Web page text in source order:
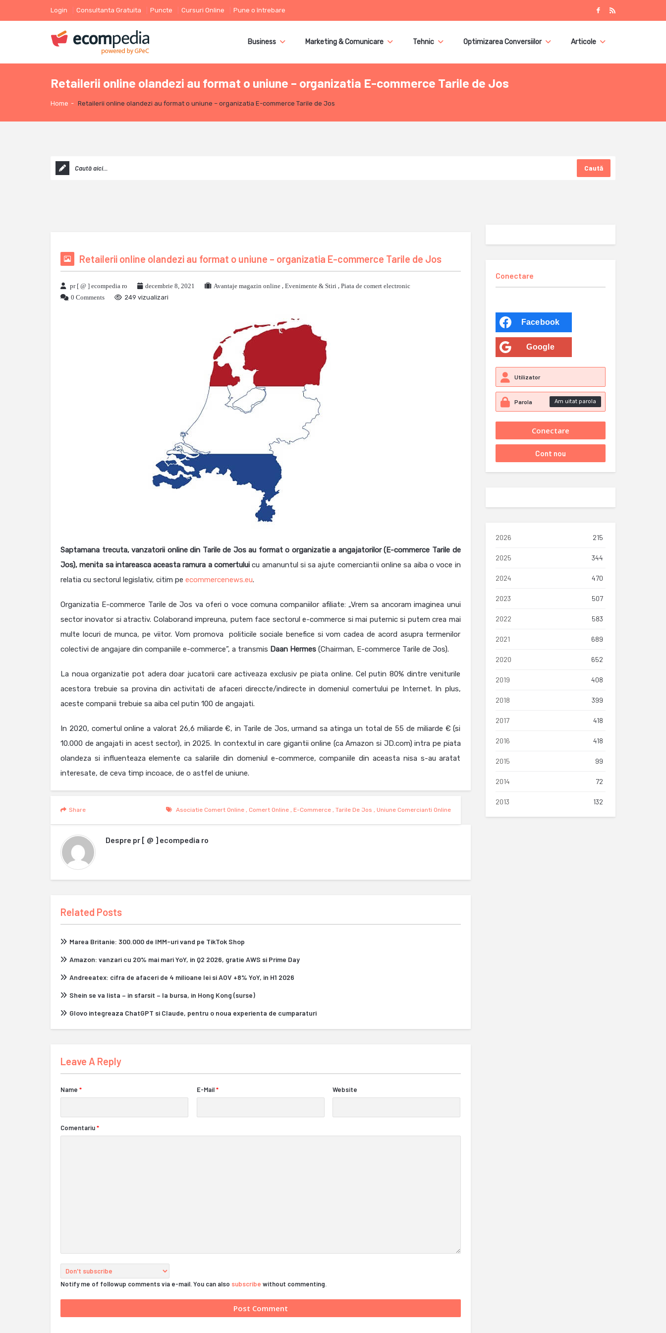
Login Consultanta Gratuita Puncte Cursuri Online Pune o întrebare
Business Marketing & Comunicare Tehnic Optimizarea Conversiilor Articole
Retailerii online olandezi au format o uniune – organizatia E-commerce Tarile de Jos
Home - Retailerii online olandezi au format o uniune – organizatia E-commerce Tarile de Jos
Caută
Retailerii online olandezi au format o uniune – organizatia E-commerce Tarile de Jos
pr [ @ ] ecompedia ro decembrie 8, 2021 Avantaje magazin online , Evenimente & Stiri , Piata de comert electronic
0 Comments
249 vizualizari
Saptamana trecuta, vanzatorii online din Tarile de Jos au format o organizatie a angajatorilor (E-commerce Tarile de
Jos), menita sa intareasca aceasta ramura a comertului cu amanuntul si sa ajute comerciantii online sa aiba o voce in
relatia cu sectorul legislativ, citim pe ecommercenews.eu.
Organizatia E-commerce Tarile de Jos va oferi o voce comuna companiilor afiliate: „Vrem sa ancoram imaginea unui
sector inovator si atractiv. Colaborand impreuna, putem face sectorul e-commerce si mai puternic si putem crea mai
multe locuri de munca, pe viitor. Vom promova politicile sociale benefice si vom cadea de acord asupra termenilor
colectivi de angajare din companiile e-commerce”, a transmis Daan Hermes (Chairman, E-commerce Tarile de Jos).
La noua organizatie pot adera doar jucatorii care activeaza exclusiv pe piata online. Cel putin 80% dintre veniturile
acestora trebuie sa provina din activitati de afaceri direccte/indirecte in domeniul comertului pe Internet. In plus,
aceste companii trebuie sa aiba cel putin 100 de angajati.
In 2020, comertul online a valorat 26,6 miliarde €, in Tarile de Jos, urmand sa atinga un total de 55 de miliarde € (si
10.000 de angajati in acest sector), in 2025. In contextul in care gigantii online (ca Amazon si JD.com) intra pe piata
olandeza si influenteaza elemente ca salariile din domeniul e-commerce, companiile din aceasta nisa s-au aratat
interesate, de ceva timp incoace, de o astfel de uniune.
Asociatie Comert Online, Comert Online, E-Commerce, Tarile De Jos , Uniune Comercianti Online
Share
Despre pr [ @ ] ecompedia ro
Related Posts
Marea Britanie: 300.000 de IMM-uri vand pe TikTok Shop
Amazon: vanzari cu 20% mai mari YoY, in Q2 2026, gratie AWS si Prime Day
Andreeatex: cifra de afaceri de 4 milioane lei si AOV +8% YoY, in H1 2026
Shein se va lista – in sfarsit – la bursa, in Hong Kong (surse)
Glovo integreaza ChatGPT si Claude, pentru o noua experienta de cumparaturi
Leave A Reply
Name * E-Mail * Website
Comentariu*
Notify me of followup comments via e-mail. You can also subscribe without commenting.
Conectare
Facebook
Google
Am uitat parola
2026 215
2025 344
2024 470
2023 507
2022 583
2021 689
2020 652
2019 408
2018 399
2017 418
2016 418
2015 99
2014 72
2013 132